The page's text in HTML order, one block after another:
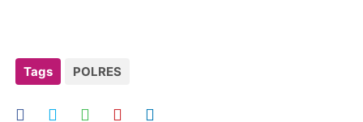
Tags POLRES